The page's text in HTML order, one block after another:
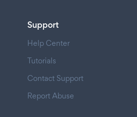
Support
Help Center
Tutorials
Contact Support
Report Abuse